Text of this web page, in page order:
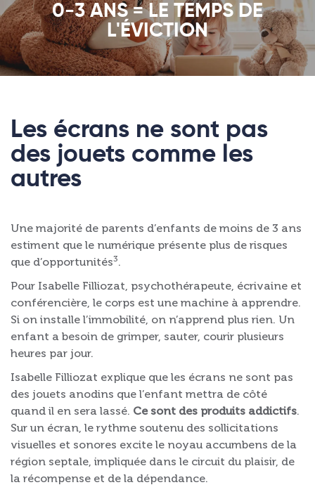
0-3 ANS = LE TEMPS DE
L'ÉVICTION
Les écrans ne sont pas
des jouets comme les
autres
Une majorité de parents d’enfants de moins de 3 ans
estiment que le numérique présente plus de risques
que d’opportunités3.
Pour Isabelle Filliozat, psychothérapeute, écrivaine et
conférencière, le corps est une machine à apprendre.
Si on installe l’immobilité, on n’apprend plus rien. Un
enfant a besoin de grimper, sauter, courir plusieurs
heures par jour.
Isabelle Filliozat explique que les écrans ne sont pas
des jouets anodins que l’enfant mettra de côté
quand il en sera lassé. Ce sont des produits addictifs.
Sur un écran, le rythme soutenu des sollicitations
visuelles et sonores excite le noyau accumbens de la
région septale, impliquée dans le circuit du plaisir, de
la récompense et de la dépendance.